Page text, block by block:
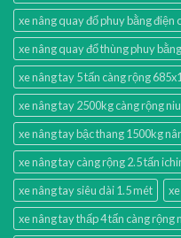
xe nâng quay đổ phuy bằng điện
xe nâng quay đổ thùng phuy
xe nâng tay 5 tấn càng rộng
xe nâng tay 2500kg càng rộng
xe nâng tay bậc thang 1500kg
xe nâng tay càng rộng 2.5 tấn
xe nâng tay siêu dài 1.5 mét
xe nâng tay thấp 4 tấn càng rộng